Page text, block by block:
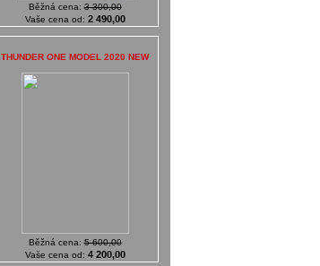
Běžná cena:3 300,00
Vaše cena od: 2 490,00
THUNDER ONE MODEL 2020 NEW
Běžná cena:5 600,00
Vaše cena od: 4 200,00